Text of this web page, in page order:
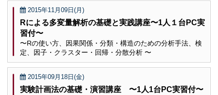
2015年11月09日(月)
Rによる多変量解析の基礎と実践講座〜1人１台PC実
習付〜
〜Rの使い方、因果関係・分類・構造のための分析手法、検
定、因子・クラスター・回帰・分散分析 〜
2015年09月18日(金)
実験計画法の基礎・演習講座 〜1人1台PC実習付〜